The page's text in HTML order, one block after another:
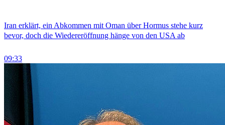
Iran erklärt, ein Abkommen mit Oman über Hormus stehe kurz
bevor, doch die Wiedereröffnung hänge von den USA ab
09:33